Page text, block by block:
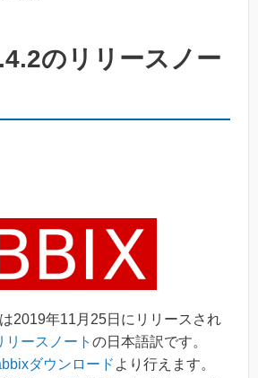
のリリースノー
2019年11月25日にリリースされ
リースノート の日本語訳です。
ダウンロード より行えます。